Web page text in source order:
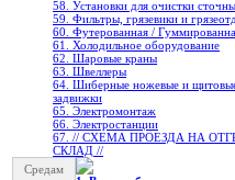
58. Установки для очистки
59. Фильтры, грязевики и
60. Футерованная /
61. Холодильное oборудование
62. Шаровые краны
63. Швеллеры
64. Шиберные ножевые и
задвижки
65. Электромонтаж
66. Электростанции
67. // СХЕМА ПРОЕЗДА НА
СКЛАД //
Средам